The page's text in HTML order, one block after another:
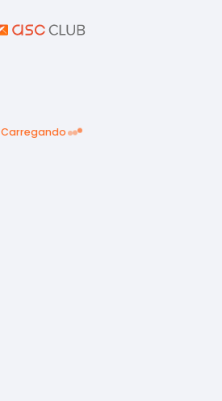
Carregando